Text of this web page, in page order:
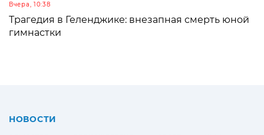
Вчера, 10:38
Трагедия в Геленджике: внезапная смерть юной
гимнастки
НОВОСТИ